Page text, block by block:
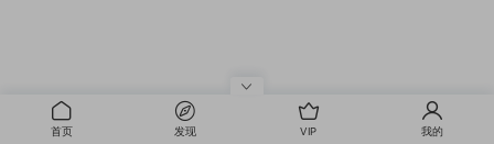
首页 发现 VIP 我的